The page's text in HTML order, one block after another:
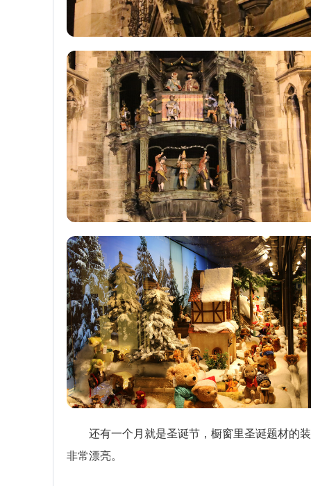
还有一个月就是圣诞节，橱窗里圣诞题材的
非常漂亮。